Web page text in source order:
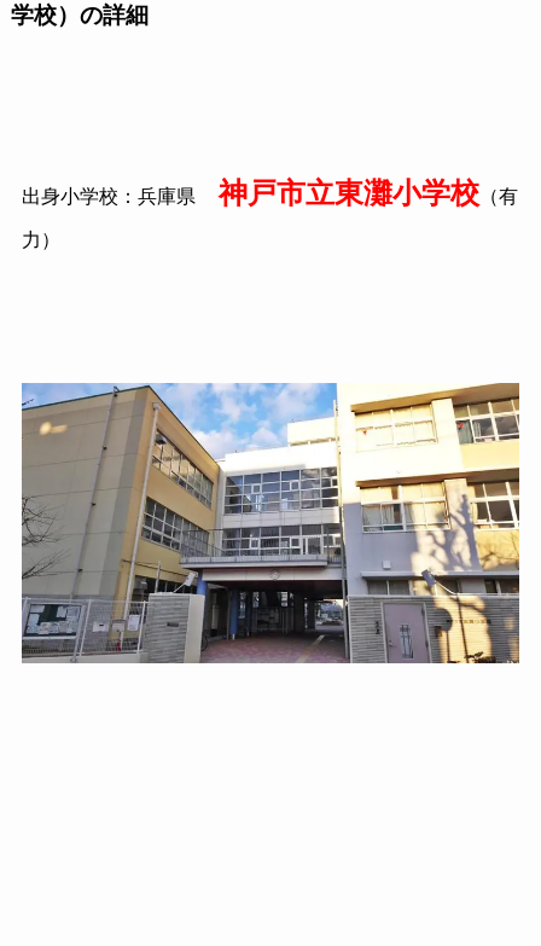
学校）の詳細
出身小学校：兵庫県 神戸市立東灘小学校（有
力）